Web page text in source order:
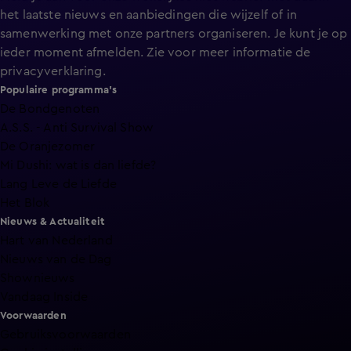
het laatste nieuws en aanbiedingen die wijzelf of in
samenwerking met onze partners organiseren. Je kunt je op
ieder moment afmelden. Zie voor meer informatie de
privacyverklaring.
Populaire programma's
De Bondgenoten
A.S.S. - Anti Survival Show
De Oranjezomer
Mi Dushi: wat is dan liefde?
Lang Leve de Liefde
Het Blok
Nieuws & Actualiteit
Voorwaarden